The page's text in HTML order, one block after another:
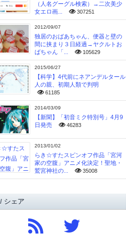
（人名グーグル検索）→二次美少
女エロ画...
307251
2012/09/07
独居のおばあちゃん、便器と壁の
間に挟まり３日経過→ヤクルトお
ばちゃん「...
105629
2015/06/27
【科学】4代前にネアンデルタール
人の親、初期人類で判明
61185
2014/03/09
【新聞】「初音ミク特別号」4月9
日発売
46283
2013/01/02
らき☆すたスピンオフ作品「宮河
家の空腹」アニメ化決定！聖地・
鷲宮神社の...
35008
シェア